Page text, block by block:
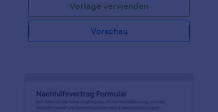
Vorlage verwenden
Vorschau